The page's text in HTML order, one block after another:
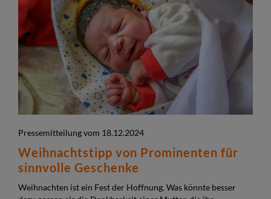
Pressemitteilung vom 18.12.2024
Weihnachtstipp von Prominenten für
sinnvolle Geschenke
Weihnachten ist ein Fest der Hoffnung. Was könnte besser